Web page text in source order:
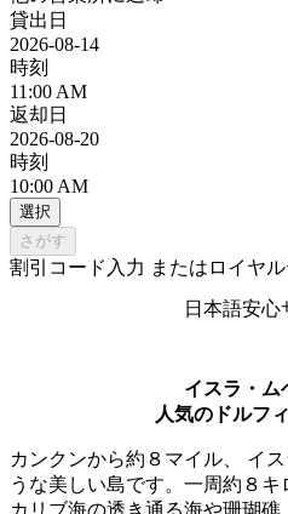
貸出日
2026-08-14
時刻
11:00 AM
返却日
2026-08-20
時刻
10:00 AM
選択
さがす
割引コード入力 またはロイヤ
日本語安心
イスラ・ム
人気のドルフ
カンクンから約８マイル、 イ
うな美しい島です。一周約８キ
カリブ海の透き通る海や珊瑚